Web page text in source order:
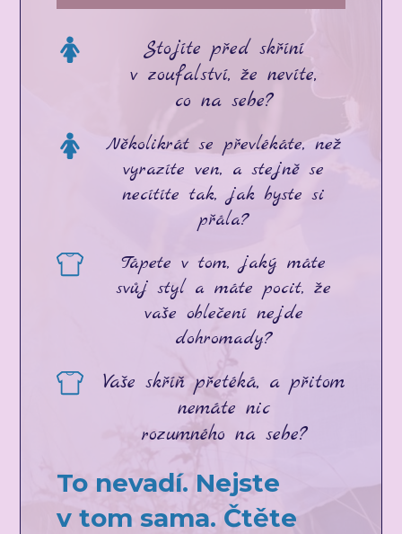
Stojíte před skříní
v zoufalství, že nevíte,
co na sebe?
Několikrát se převlékáte, než
vyrazíte ven, a stejně se
necítíte tak, jak byste si
přála?
Tápete v tom, jaký máte
svůj styl a máte pocit, že
vaše oblečení nejde
dohromady?
Vaše skříň přetéká, a přitom
nemáte nic
rozumného na sebe?
To nevadí. Nejste
v tom sama. Čtěte